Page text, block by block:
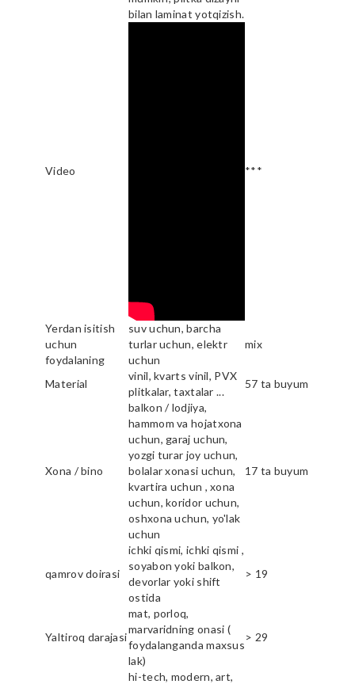
bilan laminat yotqizish.
Video ***
Yerdan isitish
uchun
foydalaning
suv uchun, barcha
turlar uchun, elektr
uchun
mix
Material
vinil, kvarts vinil, PVX
plitkalar, taxtalar ...
57 ta buyum
Xona / bino
balkon / lodjiya,
hammom va hojatxona
uchun, garaj uchun,
yozgi turar joy uchun,
bolalar xonasi uchun,
kvartira uchun , xona
uchun, koridor uchun,
oshxona uchun, yo'lak
uchun
17 ta buyum
qamrov doirasi
ichki qismi, ichki qismi ,
soyabon yoki balkon,
devorlar yoki shift
ostida
> 19
Yaltiroq darajasi
mat, porloq,
marvaridning onasi (
foydalanganda maxsus
lak)
> 29
hi-tech, modern, art,